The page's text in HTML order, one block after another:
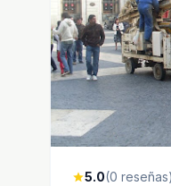
star5.0(0 reseñas)